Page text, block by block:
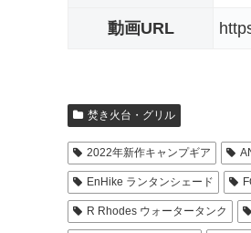
動画URL
焚き火台・グリル
2022年新作キャンプギア
EnHike ランタンシェード
R Rhodes ウォータータンク